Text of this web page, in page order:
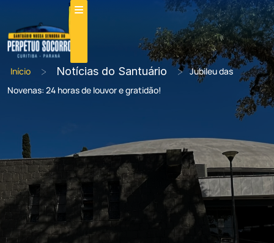
Início > Notícias do Santuário > Jubileu das
Novenas: 24 horas de louvor e gratidão!